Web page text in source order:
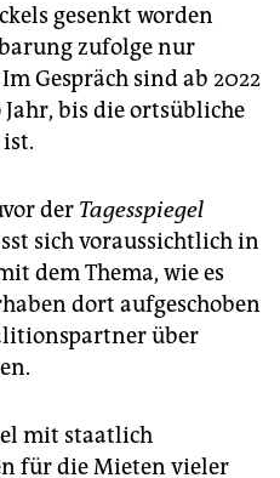
gesenkt worden
zufolge nur
Gespräch sind ab 2022
bis die ortsübliche
der Tagesspiegel
sich voraussichtlich in
dem Thema, wie es
dort aufgeschoben
über
mit staatlich
für die Mieten vieler